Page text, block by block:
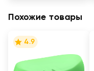
Похожие товары
4.9